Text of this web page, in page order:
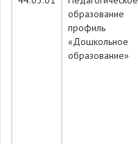
образование
профиль
«Дошкольное
образование»